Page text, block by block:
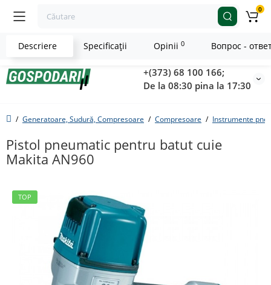
+(373) 68 100 166;
De la 08:30 pina la 17:30
0
Generatoare, Sudură, Compresoare Compresoare Instrumente
Pistol pneumatic pentru batut cuie
Makita AN960
TOP
Descriere Specificaţii Opinii 0 Вопрос -